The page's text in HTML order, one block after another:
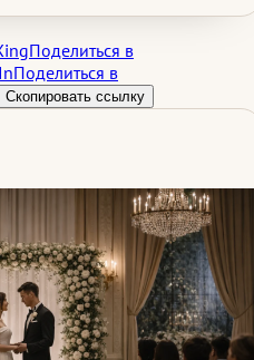
Поделиться в
Поделиться в
Скопировать ссылку